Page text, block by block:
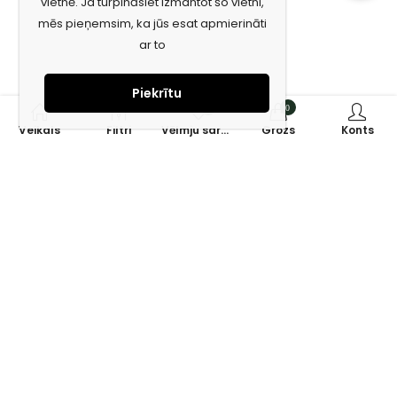
Veikals Filtri Vēlmju saraksts
0
Grozs Konts
mēs pieņemsim, ka jūs esat apmierināti
ar to
Piekrītu